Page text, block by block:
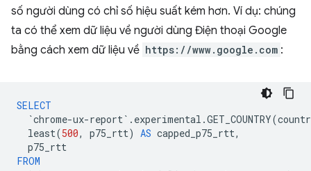
số người dùng có chỉ số hiệu suất kém hơn. Ví dụ: chúng
ta có thể xem dữ liệu về người dùng Điện thoại Google
bằng cách xem dữ liệu về https://www.google.com :
SELECT
`chrome-ux-report` . experimental .GET_COUNTRY(
least(500, p75_rtt) AS capped_p75_rtt,
p75_rtt
FROM